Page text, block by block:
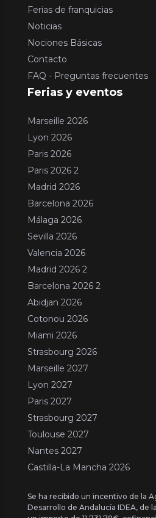
Ferias de franquicias
Noticias
Nociones Básicas
Contacto
FAQ - Preguntas frecuentes
Ferias y eventos
Marseille 2026
Lyon 2026
Paris 2026
Paris 2026 2
Madrid 2026
Barcelona 2026
Málaga 2026
Sevilla 2026
Valencia 2026
Madrid 2026 2
Barcelona 2026 2
Abidjan 2026
Cotonou 2026
Miami 2026
Strasbourg 2026
Marseille 2027
Lyon 2027
Paris 2027
Strasbourg 2027
Toulouse 2027
Nantes 2027
Castilla-La Mancha 2026
Se ha recibido un incentivo de la
Desarrollo de Andalucía IDEA, de